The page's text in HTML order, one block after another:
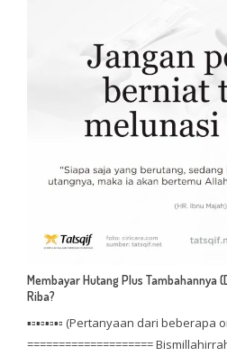
Membayar Hutang Plus Tambahannya
Riba?
▪▫▪▫▪▫▪▫ (Pertanyaan dari beberapa
====================